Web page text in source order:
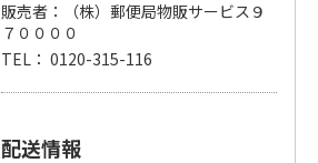
販売者：（株）郵便局物販サービス９
７００００
TEL： 0120-315-116
配送情報